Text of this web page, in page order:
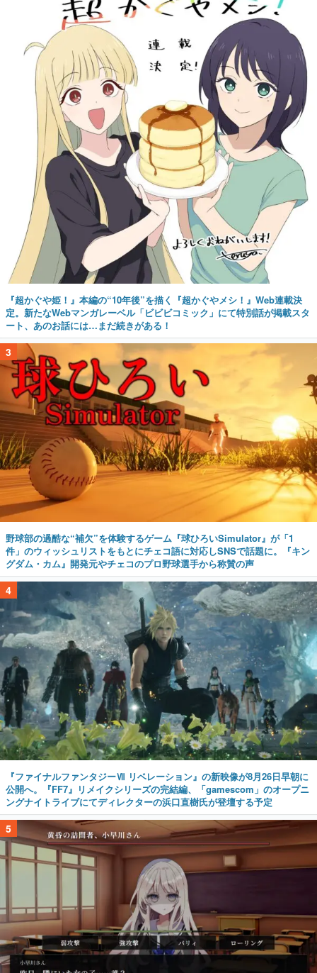
『超かぐや姫！』本編の“10年後”を描く『超かぐやメシ！』Web連載決
定。新たなWebマンガレーベル「ビビビコミック」にて特別話が掲載スタ
ート、あのお話には…まだ続きがある！
3
野球部の過酷な“補欠”を体験するゲーム『球ひろいSimulator』が「1
件」のウィッシュリストをもとにチェコ語に対応しSNSで話題に。『キン
グダム・カム』開発元やチェコのプロ野球選手から称賛の声
4
『ファイナルファンタジーⅦ リベレーション』の新映像が8月26日早朝に
公開へ。『FF7』リメイクシリーズの完結編、「gamescom」のオープニ
ングナイトライブにてディレクターの浜口直樹氏が登壇する予定
5